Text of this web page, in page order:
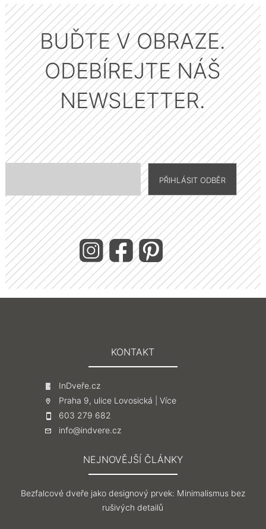
BUĎTE V OBRAZE.
ODEBÍREJTE NÁŠ
NEWSLETTER.
KONTAKT
InDveře.cz
Praha 9, ulice Lovosická | Více
603 279 682
info@indvere.cz
NEJNOVĚJŠÍ ČLÁNKY
Bezfalcové dveře jako designový prvek: Minimalismus bez
rušivých detailů